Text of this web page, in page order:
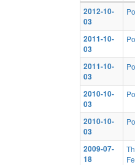
2012-10-
03
2011-10-
03
2011-10-
03
2010-10-
03
2010-10-
03
2009-07-
18